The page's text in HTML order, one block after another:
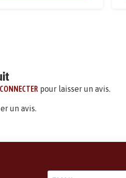
pour laisser un avis.
un avis.